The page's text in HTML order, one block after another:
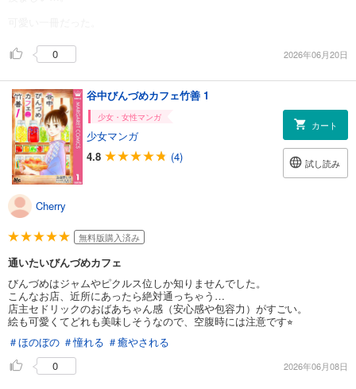
0 2026年06月20日
谷中びんづめカフェ竹善 1
少女・女性マンガ
少女マンガ
4.8
(4)
カート
試し読み
Cherry
無料版購入済み
通いたいびんづめカフェ
びんづめはジャムやピクルス位しか知りませんでした。
こんなお店、近所にあったら絶対通っちゃう…
店主セドリックのおばあちゃん感（安心感や包容力）がすごい。
絵も可愛くてどれも美味しそうなので、空腹時には注意です⭐︎
＃ほのぼの ＃憧れる ＃癒やされる
0
2026年06月08日